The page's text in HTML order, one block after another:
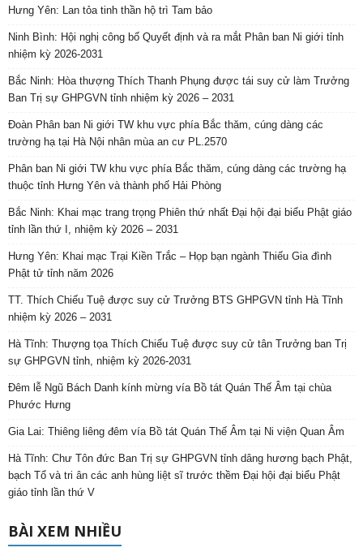
Hưng Yên: Lan tỏa tinh thần hộ trì Tam bảo
Ninh Bình: Hội nghị công bố Quyết định và ra mắt Phân ban Ni giới tỉnh
nhiệm kỳ 2026-2031
Bắc Ninh: Hòa thượng Thích Thanh Phụng được tái suy cử làm Trưởng
Ban Trị sự GHPGVN tỉnh nhiệm kỳ 2026 – 2031
Đoàn Phân ban Ni giới TW khu vực phía Bắc thăm, cúng dàng các
trường hạ tại Hà Nội nhân mùa an cư PL.2570
Phân ban Ni giới TW khu vực phía Bắc thăm, cúng dàng các trường hạ
thuộc tỉnh Hưng Yên và thành phố Hải Phòng
Bắc Ninh: Khai mạc trang trọng Phiên thứ nhất Đại hội đại biểu Phật giáo
tỉnh lần thứ I, nhiệm kỳ 2026 – 2031
Hưng Yên: Khai mạc Trại Kiền Trắc – Họp bạn ngành Thiếu Gia đình
Phật tử tỉnh năm 2026
TT. Thích Chiếu Tuệ được suy cử Trưởng BTS GHPGVN tỉnh Hà Tĩnh
nhiệm kỳ 2026 – 2031
Hà Tĩnh: Thượng tọa Thích Chiếu Tuệ được suy cử tân Trưởng ban Trị
sự GHPGVN tỉnh, nhiệm kỳ 2026-2031
Đêm lễ Ngũ Bách Danh kính mừng vía Bồ tát Quán Thế Âm tại chùa
Phước Hưng
Gia Lai: Thiêng liêng đêm vía Bồ tát Quán Thế Âm tại Ni viện Quan Âm
Hà Tĩnh: Chư Tôn đức Ban Trị sự GHPGVN tỉnh dâng hương bạch Phật,
bạch Tổ và tri ân các anh hùng liệt sĩ trước thềm Đại hội đại biểu Phật
giáo tỉnh lần thứ V
BÀI XEM NHIỀU